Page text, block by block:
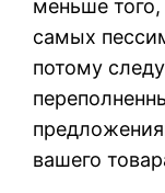
меньше
самых
потому
вашего